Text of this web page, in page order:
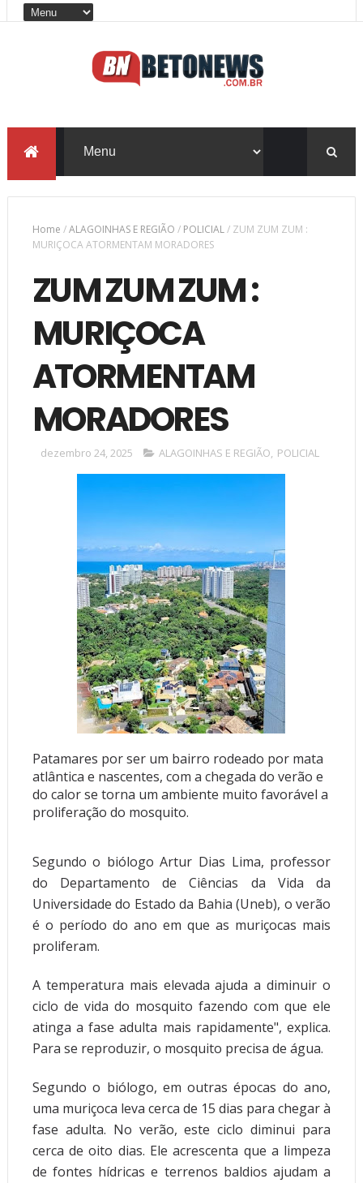
Home /ALAGOINHAS E REGIÃO / POLICIAL/ ZUM ZUM ZUM :
MURIÇOCA ATORMENTAM MORADORES
ZUM ZUM ZUM :
MURIÇOCA
ATORMENTAM
MORADORES
dezembro 24, 2025 ALAGOINHAS E REGIÃO, POLICIAL
Patamares por ser um bairro rodeado por mata
atlântica e nascentes, com a chegada do verão e
do calor se torna um ambiente muito favorável a
proliferação do mosquito.
Segundo o biólogo Artur Dias Lima, professor
do Departamento de Ciências da Vida da
Universidade do Estado da Bahia (Uneb), o verão
é o período do ano em que as muriçocas mais
proliferam.
A temperatura mais elevada ajuda a diminuir o
ciclo de vida do mosquito fazendo com que ele
atinga a fase adulta mais rapidamente", explica.
Para se reproduzir, o mosquito precisa de água.
Segundo o biólogo, em outras épocas do ano,
uma muriçoca leva cerca de 15 dias para chegar à
fase adulta. No verão, este ciclo diminui para
cerca de oito dias. Ele acrescenta que a limpeza
de fontes hídricas e terrenos baldios ajudam a